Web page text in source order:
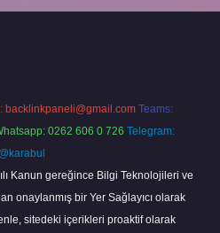
backlinkpaneli@gmail.com Teams:
0262 606 0 726 Telegram:
@karabul
Kanun gereğince Bilgi Teknolojileri ve
onaylanmış bir Yer Sağlayıcı olarak
sitedeki içerikleri proaktif olarak